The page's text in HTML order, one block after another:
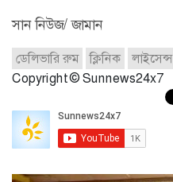
সান নিউজ/ জামান
ডেলিভারি রুম ক্লিনিক লাইসেন্স
Copyright © Sunnews24x7